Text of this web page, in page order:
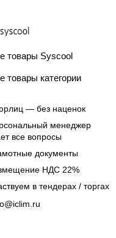
товары Syscool
товары категории
— без наценок
менеджер
все вопросы
документы
НДС 22%
в тендерах / торгах